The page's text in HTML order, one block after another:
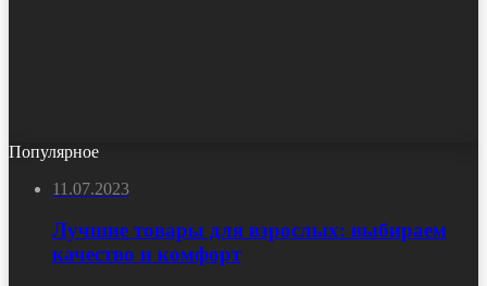
Популярное
11.07.2023
Лучшие товары для взрослых: выбираем
качество и комфорт